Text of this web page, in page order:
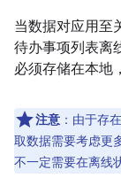
当数据对应用至
待办事项列表离
必须存储在本地
注意 ：由于存
取数据需要考虑更
不一定需要在离线